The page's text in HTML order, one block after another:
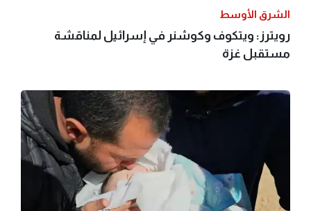
الشرق الأوسط
رويترز: ويتكوف وكوشنر في إسرائيل لمناقشة
مستقبل غزة